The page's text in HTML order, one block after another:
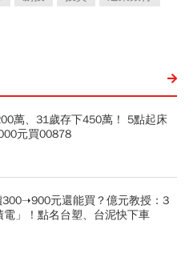
萬、31歲存下450萬！ 5點起床
元買00878
300➝900元還能買？億元教授：3
電」！點名台塑、台泥快下車